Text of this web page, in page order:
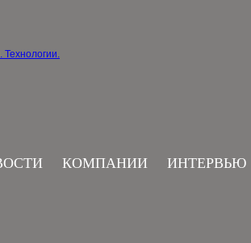
КОМПАНИИ ИНТЕРВЬЮ